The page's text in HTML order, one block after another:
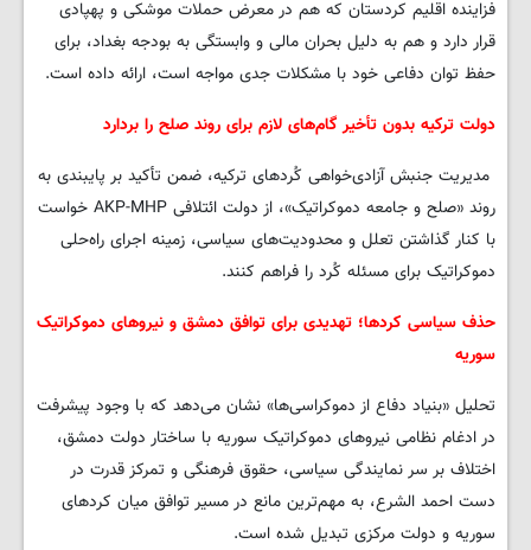
فزاینده اقلیم کردستان که هم در معرض حملات موشکی و پهپادی
قرار دارد و هم به دلیل بحران مالی و وابستگی به بودجه بغداد، برای
حفظ توان دفاعی خود با مشکلات جدی مواجه است، ارائه داده است.
دولت ترکیه بدون تأخیر گام‌های لازم برای روند صلح را بردارد
مدیریت جنبش آزادی‌خواهی کُردهای ترکیه، ضمن تأکید بر پایبندی به
روند «صلح و جامعه دموکراتیک»، از دولت ائتلافی AKP-MHP خواست
با کنار گذاشتن تعلل و محدودیت‌های سیاسی، زمینه اجرای راه‌حلی
دموکراتیک برای مسئله کُرد را فراهم کنند.
حذف سیاسی کردها؛ تهدیدی برای توافق دمشق و نیروهای دموکراتیک
سوریه
تحلیل «بنیاد دفاع از دموکراسی‌ها» نشان می‌دهد که با وجود پیشرفت
در ادغام نظامی نیروهای دموکراتیک سوریه با ساختار دولت دمشق،
اختلاف بر سر نمایندگی سیاسی، حقوق فرهنگی و تمرکز قدرت در
دست احمد الشرع، به مهم‌ترین مانع در مسیر توافق میان کردهای
سوریه و دولت مرکزی تبدیل شده است.